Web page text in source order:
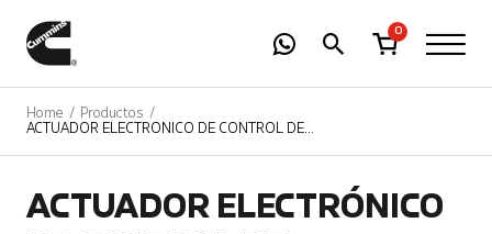
0
Home
Productos
ACTUADOR ELECTRÓNICO DE CONTROL DE
ACTUADOR ELECTRÓNICO